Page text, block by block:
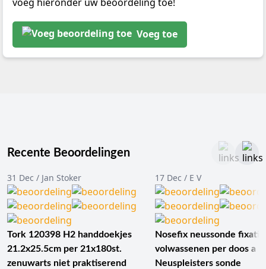
voeg hieronder uw beoordeling toe!
Voeg toe
Recente Beoordelingen
31 Dec / Jan Stoker
Tork 120398 H2 handdoekjes
21.2x25.5cm per 21x180st.
zenuwarts niet praktiserend
17 Dec / E V
Nosefix neussonde
volwassenen per doos a
Neuspleisters sonde